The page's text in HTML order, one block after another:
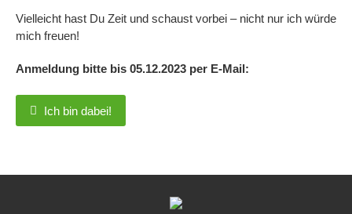
Vielleicht hast Du Zeit und schaust vorbei – nicht nur ich würde
mich freuen!
Anmeldung bitte bis 05.12.2023 per E-Mail:
Ich bin dabei!